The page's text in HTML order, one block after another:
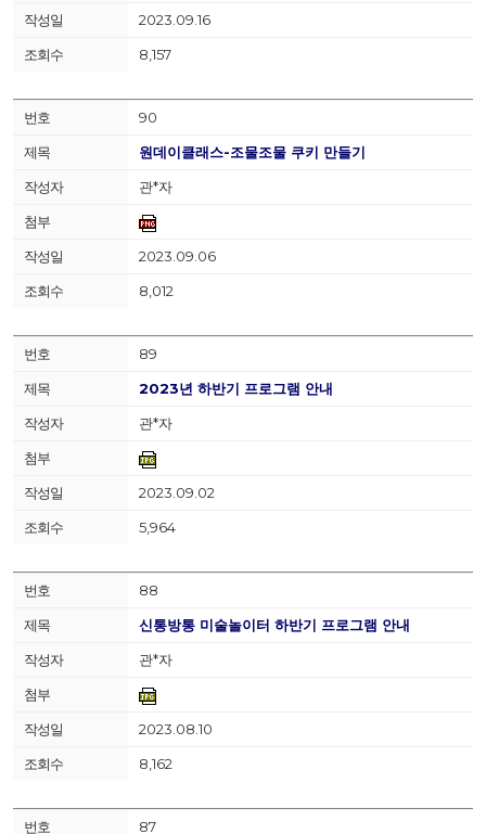
2023.09.16
8,157
90
원데이클래스-조물조물 쿠키 만들기
관*자
2023.09.06
8,012
89
2023년 하반기 프로그램 안내
관*자
2023.09.02
5,964
88
신통방통 미술놀이터 하반기 프로그램 안내
관*자
2023.08.10
8,162
87